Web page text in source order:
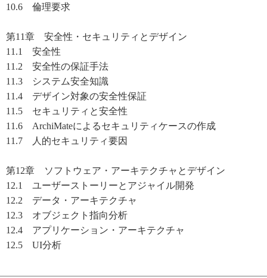
10.6 倫理要求
第11章 安全性・セキュリティとデザイン
11.1 安全性
11.2 安全性の保証手法
11.3 システム安全知識
11.4 デザイン対象の安全性保証
11.5 セキュリティと安全性
11.6 ArchiMateによるセキュリティケースの作成
11.7 人的セキュリティ要因
第12章 ソフトウェア・アーキテクチャとデザイン
12.1 ユーザーストーリーとアジャイル開発
12.2 データ・アーキテクチャ
12.3 オブジェクト指向分析
12.4 アプリケーション・アーキテクチャ
12.5 UI分析